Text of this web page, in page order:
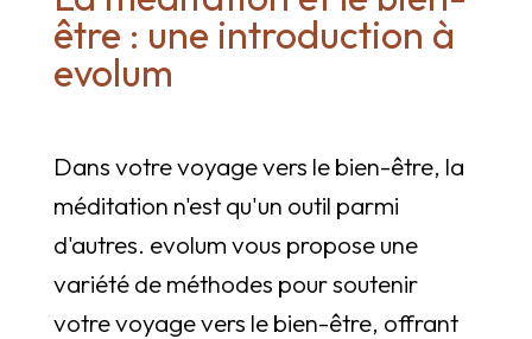
être : une introduction à
evolum
Dans votre voyage vers le bien-être, la
méditation n'est qu'un outil parmi
d'autres. evolum vous propose une
variété de méthodes pour soutenir
votre voyage vers le bien-être, offrant